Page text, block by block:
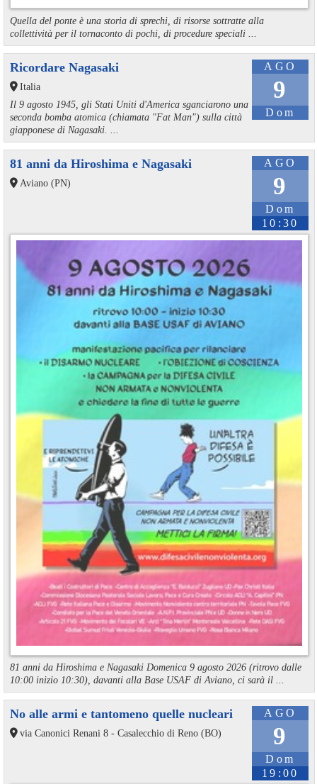
Quella del ponte è una storia di sprechi, di risorse sottratte alla
collettività per il tornaconto di pochi, di procedure speciali ...
AGO
9
Dom
Ricordare Nagasaki
Italia
Il 9 agosto 1945, gli Stati Uniti d'America sganciarono una
seconda bomba atomica (chiamata "Fat Man") sulla città
giapponese di Nagasaki. ...
AGO
9
Dom
10:30
81 anni da Hiroshima e Nagasaki
Aviano (PN)
81 anni da Hiroshima e Nagasaki Domenica 9 agosto 2026 (ritrovo dalle
10:00 inizio 10:30), davanti alla Base USAF di Aviano, ci sarà il ...
AGO
9
Dom
19:00
No alle armi e tantomeno quelle nucleari
via Canonici Renani 8 - Casalecchio di Reno (BO)